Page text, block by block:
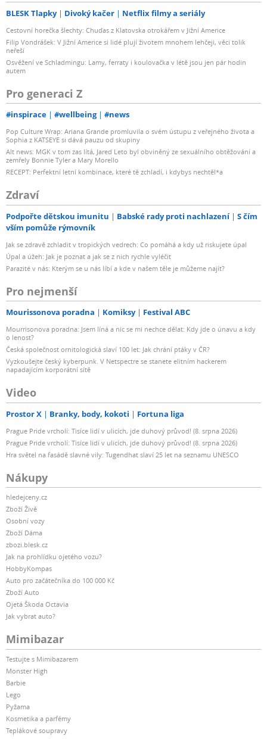
BLESK Tlapky Divoký kačer Netflix filmy a seriály
Cestovní horečka šlechty: Chuďas z Klatovska otrokářem v Jižní Americe
Filip Vondrášek: V Jižní Americe si lidé plují životem mnohem lehčeji, věci tolik
neřeší
Osvěžení ve Schladmingu: Lamy, ferraty i koulovačka v létě jsou jen pár hodin
autem
Pro generaci Z
#inspirace #wellbeing #news
Pop Culture Wrap: Ariana Grande promluvila o svém ústupu z veřejného života a
Sophia z KATSEYE si dává pauzu od skupiny
Alt news: MGK v tom zas lítá, Jared Leto byl obviněný ze sexuálního obtěžování a
zemřely Bonnie Tyler a Mary Morello
RECEPT: Perfektní letní kombinace, které tě zchladí, i kdybys nechtěl*a
Zdraví
Podpořte dětskou imunitu Babské rady proti nachlazení
S čím
vším pomůže rýmovník
Jak se zdravě zchladit v tropických vedrech: Co pomáhá a kdy už riskujete úpal
Úpal a úžeh: Jak je poznat a jak se z nich rychle vyléčit
Parazité v nás: Kterým se u nás líbí a kde v našem těle je můžeme najít?
Pro nejmenší
Mourissonova poradna Komiksy Festival ABC
Mourrisonova poradna: Jsem líná a nic se mi nechce dělat: Kdy jde o únavu a kdy
o lenost?
Česká společnost ornitologická slaví 100 let: Jak chrání ptáky v ČR?
Vyzkoušejte český kyberpunk. V Netspectre se stanete elitním hackerem
napadajícím korporátní sítě
Video
Prostor X Branky, body, kokoti Fortuna liga
Prague Pride vrcholí: Tisíce lidí v ulicích, jde duhový průvod! (8. srpna 2026)
Prague Pride vrcholí: Tisíce lidí v ulicích, jde duhový průvod! (8. srpna 2026)
Hra světel na fasádě slavné vily: Tugendhat slaví 25 let na seznamu UNESCO
Nákupy
hledejceny.cz
Zboží Živě
Osobní vozy
Zboží Dáma
zbozi.blesk.cz
Jak na prohlídku ojetého vozu?
HobbyKompas
Auto pro začátečníka do 100 000 Kč
Zboží Auto
Ojetá Škoda Octavia
Jak vybrat auto?
Mimibazar
Testujte s Mimibazarem
Monster High
Barbie
Lego
Pyžama
Kosmetika a parfémy
Teplákové soupravy